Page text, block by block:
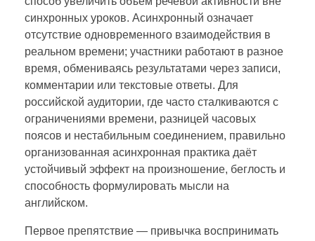
синхронных уроков. Асинхронный означает
отсутствие одновременного взаимодействия в
реальном времени; участники работают в разное
время, обмениваясь результатами через записи,
комментарии или текстовые ответы. Для
российской аудитории, где часто сталкиваются с
ограничениями времени, разницей часовых
поясов и нестабильным соединением, правильно
организованная асинхронная практика даёт
устойчивый эффект на произношение, беглость и
способность формулировать мысли на
английском.
Первое препятствие — привычка воспринимать